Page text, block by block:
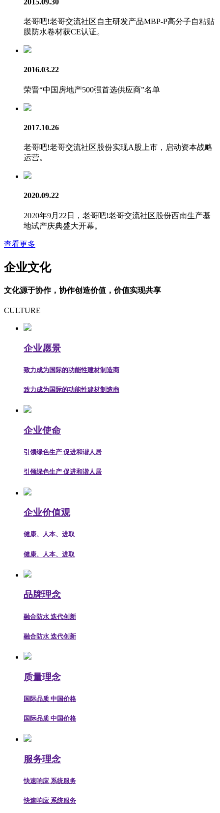
老哥吧!老哥交流社区自主研发产品MBP-P高分子自粘贴
膜防水卷材获CE认证。
2016.03.22
荣晋“中国房地产500强首选供应商”名单
2017.10.26
老哥吧!老哥交流社区股份实现A股上市，启动资本战略
运营。
2020.09.22
2020年9月22日，老哥吧!老哥交流社区股份西南生产基
地试产庆典盛大开幕。
查看更多
企业文化
文化源于协作，协作创造价值，价值实现共享
CULTURE
企业愿景
致力成为国际的功能性建材制造商
致力成为国际的功能性建材制造商
企业使命
引领绿色生产 促进和谐人居
引领绿色生产 促进和谐人居
企业价值观
健康、人本、进取
健康、人本、进取
品牌理念
融合防水 迭代创新
融合防水 迭代创新
质量理念
国际品质 中国价格
国际品质 中国价格
服务理念
快速响应 系统服务
快速响应 系统服务